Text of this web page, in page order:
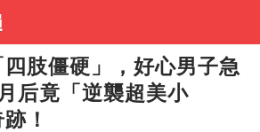
肢僵硬」，好心男子急
后竟「逆襲超美小
！